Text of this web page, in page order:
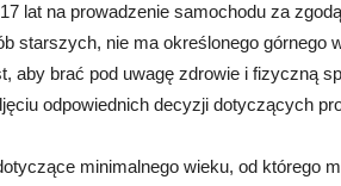
lat na prowadzenie samochodu za
starszych, nie ma określonego górnego
aby brać pod uwagę zdrowie i fizyczną
odpowiednich decyzji dotyczących
minimalnego wieku, od którego